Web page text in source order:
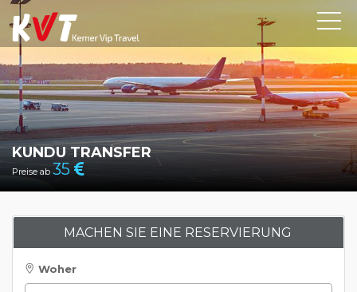
KUNDU TRANSFER
Preise ab 35
MACHEN SIE EINE RESERVIERUNG
Woher